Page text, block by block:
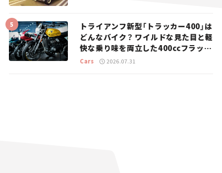
トライアンフ新型「トラッカー400」は
どんなバイク？ ワイルドな見た目と軽
快な乗り味を両立した400ccフラット
トラッカー【試乗レビュー】
Cars 2026.07.31